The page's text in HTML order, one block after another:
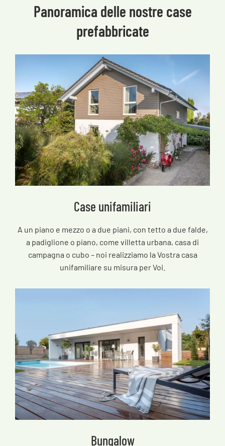
Panoramica delle nostre case
prefabbricate
Case unifamiliari
A un piano e mezzo o a due piani, con tetto a due falde,
a padiglione o piano, come villetta urbana, casa di
campagna o cubo – noi realizziamo la Vostra casa
unifamiliare su misura per Voi.
Bungalow